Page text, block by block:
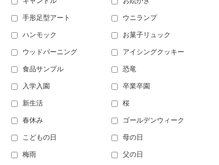
手形足型アート ウニランプ
ハンモック お菓子リュック
ウッドバーニング アイシングクッキー
食品サンプル 恐竜
入学入園 卒業卒園
新生活 桜
春休み ゴールデンウィーク
こどもの日 母の日
梅雨 父の日